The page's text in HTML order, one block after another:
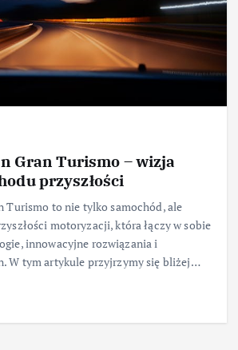
Gran Turismo – wizja
przyszłości
Turismo to nie tylko samochód, ale
motoryzacji, która łączy w sobie
innowacyjne rozwiązania i
W tym artykule przyjrzymy się bliżej…